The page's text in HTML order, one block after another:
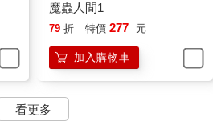
魔蟲人間1
79 折 特價 277 元
加入購物車
看更多